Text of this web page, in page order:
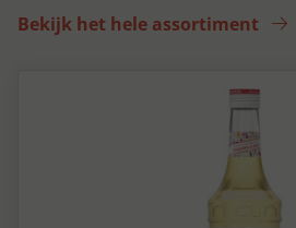
Bekijk het hele assortiment